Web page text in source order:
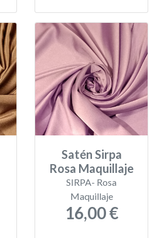
Satén Sirpa
Rosa Maquillaje
SIRPA- Rosa
Maquillaje
16,00 €